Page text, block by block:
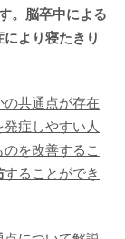
。脳卒中による
より寝たきり
共通点が存在
症しやすい人
を改善するこ
することができ